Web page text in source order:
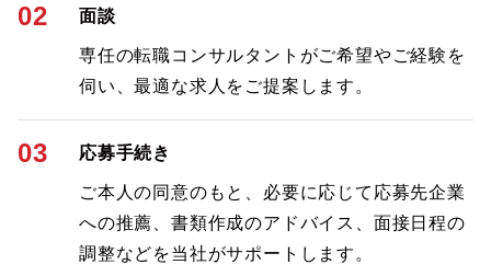
02 面談
専任の転職コンサルタントがご希望やご経験を
伺い、最適な求人をご提案します。
03 応募手続き
ご本人の同意のもと、必要に応じて応募先企業
への推薦、書類作成のアドバイス、面接日程の
調整などを当社がサポートします。